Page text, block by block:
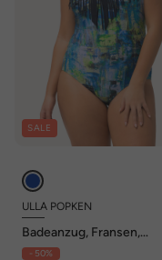
SALE
ULLA POPKEN
Badeanzug, Fransen,
Herzausschnitt, Softcups
- 50%